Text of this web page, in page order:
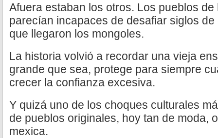
Afuera estaban los otros. Los pueblos
parecían incapaces de desafiar siglos
que llegaron los mongoles.
La historia volvió a recordar una vieja
grande que sea, protege para siempre
crecer la confianza excesiva.
Y quizá uno de los choques culturales
de pueblos originales, hoy tan de moda,
mexica.